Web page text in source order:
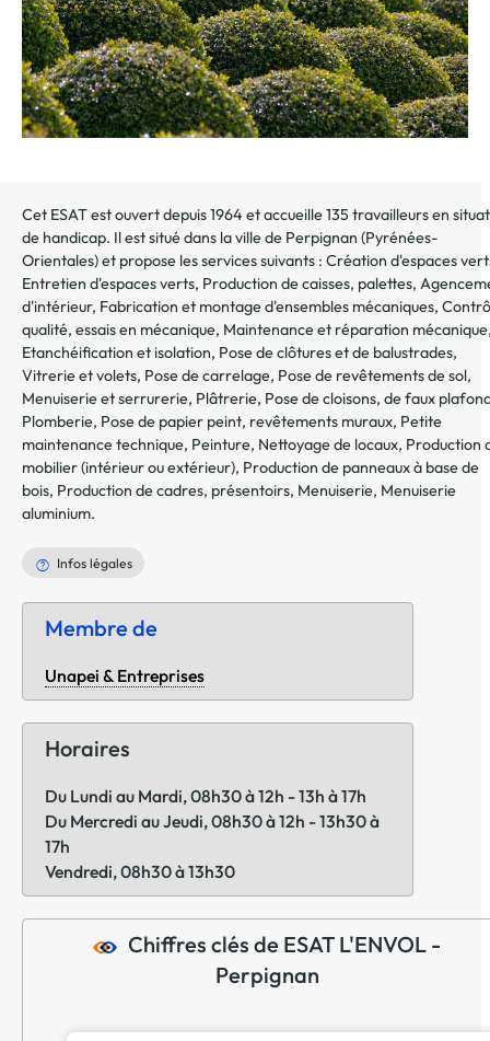
Cet ESAT est ouvert depuis 1964 et accueille 135 travailleurs en
de handicap. Il est situé dans la ville de Perpignan (Pyrénées-
Orientales) et propose les services suivants : Création d'espaces
Entretien d'espaces verts, Production de caisses, palettes,
d'intérieur, Fabrication et montage d'ensembles mécaniques,
qualité, essais en mécanique, Maintenance et réparation mécanique
Etanchéification et isolation, Pose de clôtures et de balustrades,
Vitrerie et volets, Pose de carrelage, Pose de revêtements de sol,
Menuiserie et serrurerie, Plâtrerie, Pose de cloisons, de faux
Plomberie, Pose de papier peint, revêtements muraux, Petite
maintenance technique, Peinture, Nettoyage de locaux, Production
mobilier (intérieur ou extérieur), Production de panneaux à base de
bois, Production de cadres, présentoirs, Menuiserie, Menuiserie
aluminium.
Infos légales
Membre de
Unapei & Entreprises
Horaires
Du Lundi au Mardi, 08h30 à 12h - 13h à 17h
Du Mercredi au Jeudi, 08h30 à 12h - 13h30 à
17h
Vendredi, 08h30 à 13h30
Chiffres clés de ESAT L'ENVOL -
Perpignan